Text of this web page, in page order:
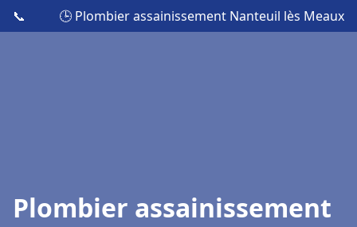
📞 🕒 Plombier assainissement Nanteuil lès Meaux
Plombier assainissement